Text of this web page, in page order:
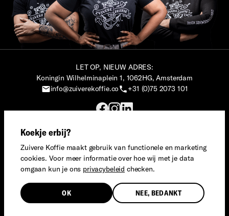
LET OP, NIEUW ADRES:
Koningin Wilhelminaplein 1, 1062HG, Amsterdam
info@zuiverekoffie.co
+31 (0)75 2073 101
© Zuivere Koffie, 2023. Alle rechten voorbehouden.
Privacy·Algemene voorwaarden
Koekje erbij?
Zuivere Koffie maakt gebruik van functionele en marketing
cookies. Voor meer informatie over hoe wij met je data
omgaan kun je ons privacybeleid checken.
OK NEE, BEDANKT